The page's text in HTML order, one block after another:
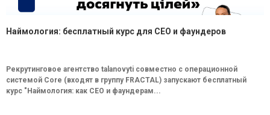
Наймология: бесплатный курс для CEO и фаундеров
Рекрутинговое агентство talanovyti совместно с операционной
системой Core (входят в группу FRACTAL) запускают бесплатный
курс "Наймология: как СEO и фаундерам...